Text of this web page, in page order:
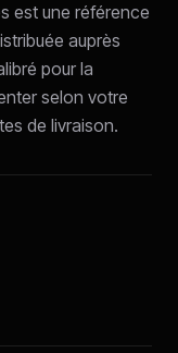
est une référence
auprès
pour la
selon votre
de livraison.